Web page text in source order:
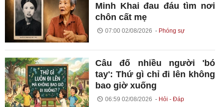
Minh Khai đau đáu tìm nơi
chôn cất mẹ
07:00 02/08/2026 Phóng sự
Câu đố nhiều người 'bó
tay': Thứ gì chỉ đi lên không
bao giờ xuống
06:59 02/08/2026 Hỏi - Đáp